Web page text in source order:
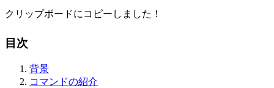
クリップボードにコピーしました！
目次
背景
コマンドの紹介